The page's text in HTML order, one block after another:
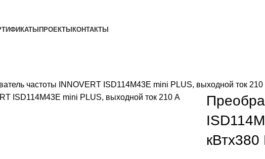
ПРОЕКТЫ КОНТАКТЫ
частоты INNOVERT ISD114M43E mini PLUS, выходной ток
кВтx380